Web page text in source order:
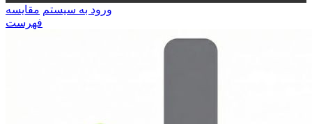
ورود به سیستم مقایسه
فهرست